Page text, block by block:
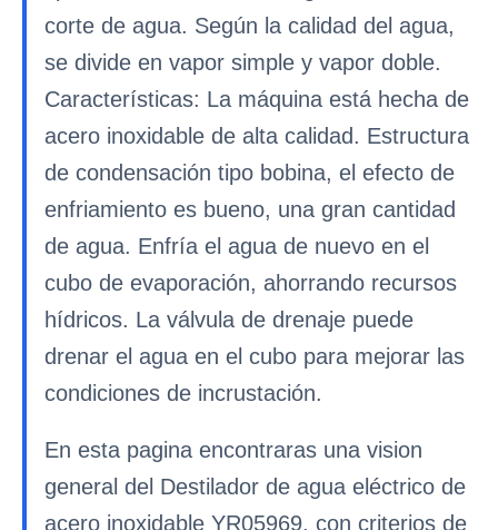
corte de agua. Según la calidad del agua,
se divide en vapor simple y vapor doble.
Características: La máquina está hecha de
acero inoxidable de alta calidad. Estructura
de condensación tipo bobina, el efecto de
enfriamiento es bueno, una gran cantidad
de agua. Enfría el agua de nuevo en el
cubo de evaporación, ahorrando recursos
hídricos. La válvula de drenaje puede
drenar el agua en el cubo para mejorar las
condiciones de incrustación.
En esta pagina encontraras una vision
general del Destilador de agua eléctrico de
acero inoxidable YR05969, con criterios de